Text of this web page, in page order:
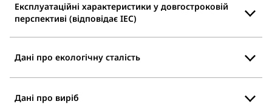
Експлуатаційні характеристики у довгостроковій
перспективі (відповідає IEC)
Дані про екологічну сталість
Дані про виріб